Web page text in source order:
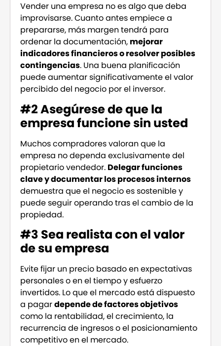
Vender una empresa no es algo que deba
improvisarse. Cuanto antes empiece a
prepararse, más margen tendrá para
ordenar la documentación, mejorar
indicadores financieros o resolver posibles
contingencias. Una buena planificación
puede aumentar significativamente el valor
percibido del negocio por el inversor.
#2 Asegúrese de que la
empresa funcione sin usted
Muchos compradores valoran que la
empresa no dependa exclusivamente del
propietario vendedor. Delegar funciones
clave y documentar los procesos internos
demuestra que el negocio es sostenible y
puede seguir operando tras el cambio de la
propiedad.
#3 Sea realista con el valor
de su empresa
Evite fijar un precio basado en expectativas
personales o en el tiempo y esfuerzo
invertidos. Lo que el mercado está dispuesto
a pagardepende de factores objetivos
como la rentabilidad, el crecimiento, la
recurrencia de ingresos o el posicionamiento
competitivo en el mercado.